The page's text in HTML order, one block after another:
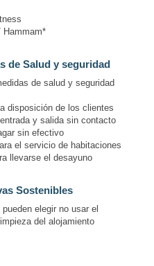
Hammam*
de Salud y seguridad
de salud y seguridad
disposición de los clientes
y salida sin contacto
sin efectivo
el servicio de habitaciones
llevarse el desayuno
Sostenibles
elegir no usar el
del alojamiento